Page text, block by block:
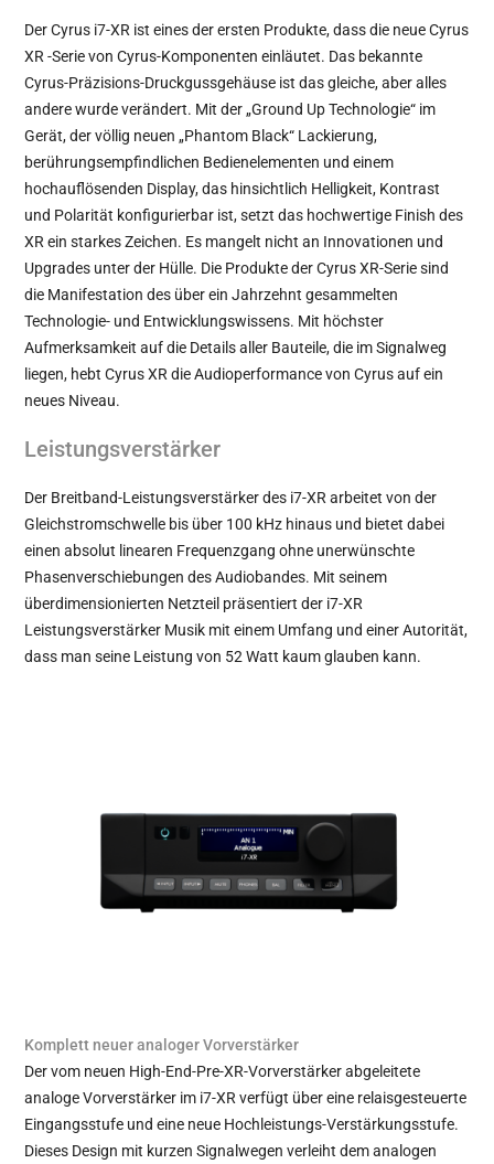
Der Cyrus i7-XR ist eines der ersten Produkte, dass die neue Cyrus
XR -Serie von Cyrus-Komponenten einläutet. Das bekannte
Cyrus-Präzisions-Druckgussgehäuse ist das gleiche, aber alles
andere wurde verändert. Mit der „Ground Up Technologie“ im
Gerät, der völlig neuen „Phantom Black“ Lackierung,
berührungsempfindlichen Bedienelementen und einem
hochauflösenden Display, das hinsichtlich Helligkeit, Kontrast
und Polarität konfigurierbar ist, setzt das hochwertige Finish des
XR ein starkes Zeichen. Es mangelt nicht an Innovationen und
Upgrades unter der Hülle. Die Produkte der Cyrus XR-Serie sind
die Manifestation des über ein Jahrzehnt gesammelten
Technologie- und Entwicklungswissens. Mit höchster
Aufmerksamkeit auf die Details aller Bauteile, die im Signalweg
liegen, hebt Cyrus XR die Audioperformance von Cyrus auf ein
neues Niveau.
Leistungsverstärker
Der Breitband-Leistungsverstärker des i7-XR arbeitet von der
Gleichstromschwelle bis über 100 kHz hinaus und bietet dabei
einen absolut linearen Frequenzgang ohne unerwünschte
Phasenverschiebungen des Audiobandes. Mit seinem
überdimensionierten Netzteil präsentiert der i7-XR
Leistungsverstärker Musik mit einem Umfang und einer Autorität,
dass man seine Leistung von 52 Watt kaum glauben kann.
Komplett neuer analoger Vorverstärker
Der vom neuen High-End-Pre-XR-Vorverstärker abgeleitete
analoge Vorverstärker im i7-XR verfügt über eine relaisgesteuerte
Eingangsstufe und eine neue Hochleistungs-Verstärkungsstufe.
Dieses Design mit kurzen Signalwegen verleiht dem analogen